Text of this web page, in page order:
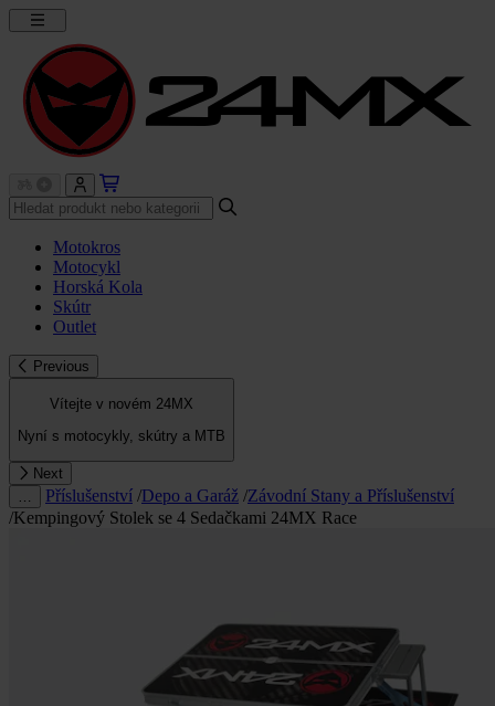
Motokros
Motocykl
Horská Kola
Skútr
Outlet
Previous
Vítejte v novém 24MX
Nyní s motocykly, skútry a MTB
Next
Příslušenství /Depo a Garáž /Závodní Stany a Příslušenství
/Kempingový Stolek se 4 Sedačkami 24MX Race